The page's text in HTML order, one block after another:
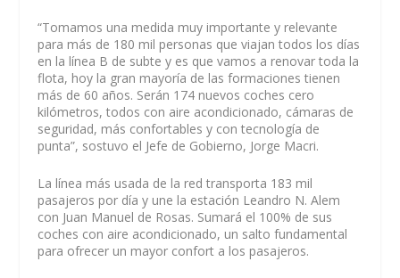
“Tomamos una medida muy importante y relevante
para más de 180 mil personas que viajan todos los días
en la línea B de subte y es que vamos a renovar toda la
flota, hoy la gran mayoría de las formaciones tienen
más de 60 años. Serán 174 nuevos coches cero
kilómetros, todos con aire acondicionado, cámaras de
seguridad, más confortables y con tecnología de
punta”, sostuvo el Jefe de Gobierno, Jorge Macri.
La línea más usada de la red transporta 183 mil
pasajeros por día y une la estación Leandro N. Alem
con Juan Manuel de Rosas. Sumará el 100% de sus
coches con aire acondicionado, un salto fundamental
para ofrecer un mayor confort a los pasajeros.